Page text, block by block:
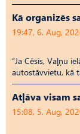
Kā organizēs
19:47, 6. Aug,
“Ja Cēsīs, Vaļņu
autostāvvietu, kā
Atļāva visam
15:08, 5. Aug,